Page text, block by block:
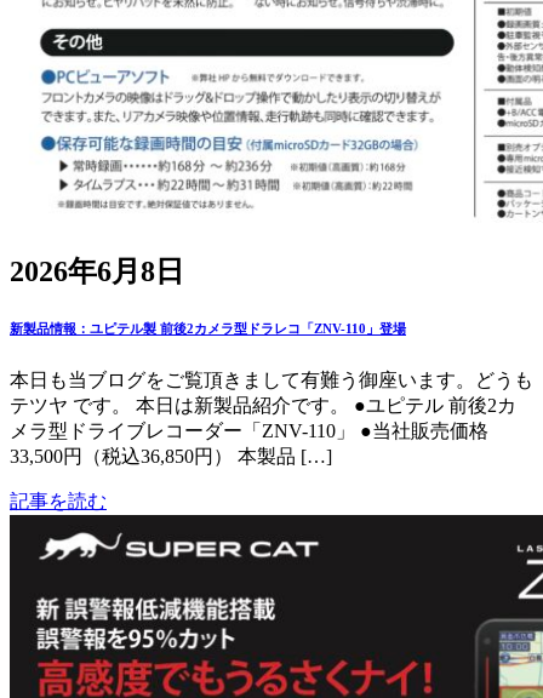
2026年6月8日
新製品情報：ユピテル製 前後2カメラ型ドラレコ「ZNV-110」登場
本日も当ブログをご覧頂きまして有難う御座います。どうも
テツヤ です。 本日は新製品紹介です。 ●ユピテル 前後2カ
メラ型ドライブレコーダー「ZNV-110」 ●当社販売価格
33,500円（税込36,850円） 本製品 […]
記事を読む